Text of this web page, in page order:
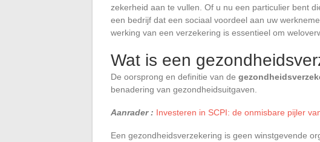
zekerheid aan te vullen. Of u nu een particulier bent
een bedrijf dat een sociaal voordeel aan uw
werking van een verzekering is essentieel om
Wat is een
De oorsprong en definitie van de
benadering van gezondheidsuitgaven.
Aanrader : Investeren in SCPI: de onmisbare pijler
Een gezondheidsverzekering is geen winstgevende